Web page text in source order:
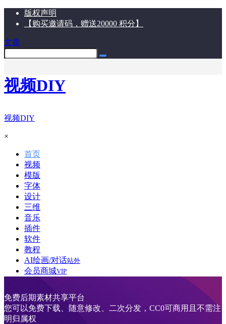
版权声明
【购买邀请码，赠送20000 积分】
文章
视频DIY
视频DIY
×
首页
视频
模版
字体
设计
三维
音乐
插件
软件
教程
AI绘画/对话站外
会员商城VIP
免费后期素材共享平台
您可以免费下载、随意修改、二次分发，CC0可商用且不需注
明归属权